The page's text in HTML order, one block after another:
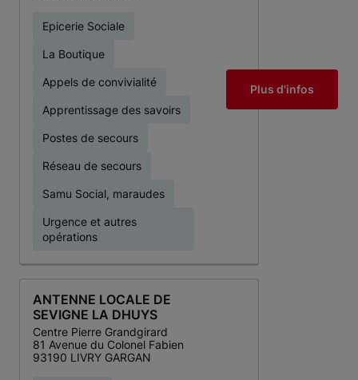
Epicerie Sociale
La Boutique
Appels de convivialité
Apprentissage des savoirs
Postes de secours
Réseau de secours
Samu Social, maraudes
Urgence et autres
opérations
Plus d'infos
ANTENNE LOCALE DE
SEVIGNE LA DHUYS
Centre Pierre Grandgirard
81 Avenue du Colonel Fabien
93190 LIVRY GARGAN